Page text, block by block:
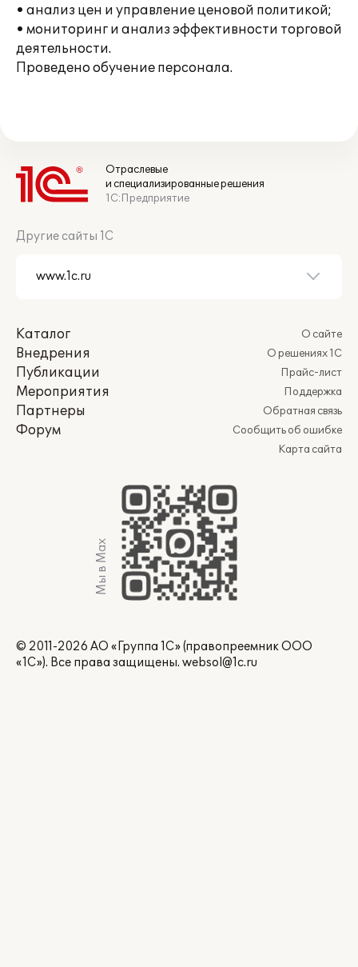
• анализ цен и управление ценовой политикой;
• мониторинг и анализ эффективности торговой
деятельности.
Проведено обучение персонала.
Отраслевые
и специализированные решения
1С:Предприятие
Другие сайты 1С
Каталог
Внедрения
Публикации
Мероприятия
Партнеры
Форум
О сайте
О решениях 1С
Прайс-лист
Поддержка
Обратная связь
Сообщить об ошибке
Карта сайта
Мы в Max
© 2011-2026 АО «Группа 1С» (правопреемник ООО
«1С»). Все права защищены. websol@1c.ru